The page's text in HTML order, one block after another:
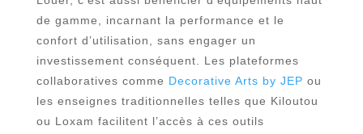
de gamme, incarnant la performance et le
confort d’utilisation, sans engager un
investissement conséquent. Les plateformes
collaboratives comme Decorative Arts by JEP ou
les enseignes traditionnelles telles que Kiloutou
ou Loxam facilitent l’accès à ces outils